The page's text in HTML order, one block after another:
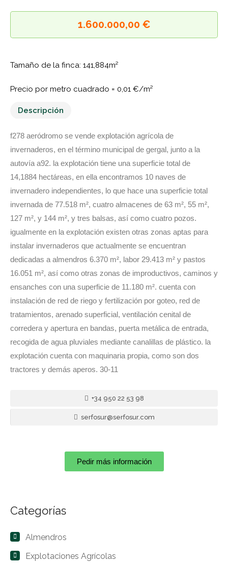
1.600.000,00 €
Tamaño de la finca: 141,884m²
Precio por metro cuadrado = 0,01 €/m²
Descripción
f278 aeródromo se vende explotación agrícola de
invernaderos, en el término municipal de gergal, junto a la
autovía a92. la explotación tiene una superficie total de
14,1884 hectáreas, en ella encontramos 10 naves de
invernadero independientes, lo que hace una superficie total
invernada de 77.518 m², cuatro almacenes de 63 m², 55 m²,
127 m², y 144 m², y tres balsas, así como cuatro pozos.
igualmente en la explotación existen otras zonas aptas para
instalar invernaderos que actualmente se encuentran
dedicadas a almendros 6.370 m², labor 29.413 m² y pastos
16.051 m², así como otras zonas de improductivos, caminos y
ensanches con una superficie de 11.180 m². cuenta con
instalación de red de riego y fertilización por goteo, red de
tratamientos, arenado superficial, ventilación cenital de
corredera y apertura en bandas, puerta metálica de entrada,
recogida de agua pluviales mediante canalillas de plástico. la
explotación cuenta con maquinaria propia, como son dos
tractores y demás aperos. 30-11
+34 950 22 53 98
serfosur@serfosur.com
Pedir más información
Categorías
Almendros
Explotaciones Agrícolas